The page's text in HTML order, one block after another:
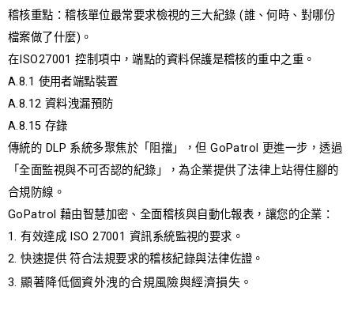
【部落格】
📌合規指南在這裡！
📌 Acronis新世代資安與合規的黃金標準
📌 EDR、MDR是什麼？資安服務差異、使用情境、推薦產品全
攻略
📌減少30%不必要會議？Asana 3 關鍵提升團隊生產力
📌 為什麼 Threat Hunting 非常重要? ​
📌 集時安全結合 MDE，推出最新 MDR 整合平台，全面定義
MDR 服務等級
【更新資訊】
稽核重點：稽核單位最常要求檢視的三大紀錄 (誰、何時、對哪份
檔案做了什麼)。
在ISO27001 控制項中，端點的資料保護是稽核的重中之重。
A.8.1 使用者端點裝置
A.8.12 資料洩漏預防
A.8.15 存錄
傳統的 DLP 系統多聚焦於「阻擋」，但 GoPatrol 更進一步，透過
「全面監視與不可否認的紀錄」，為企業提供了法律上站得住腳的
合規防線。
GoPatrol 藉由智慧加密、全面稽核與自動化報表，讓您的企業：
1. 有效達成 ISO 27001 資訊系統監視的要求。
2. 快速提供 符合法規要求的稽核紀錄與法律佐證。
3. 顯著降低個資外洩的合規風險與經濟損失。